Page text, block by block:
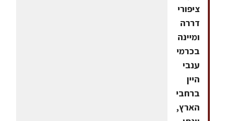
ציפורי
דררה
ומיינה
בכרמי
ענבי
היין
ברחבי
הארץ,